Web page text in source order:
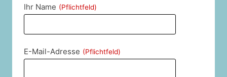
Ihr Name (Pflichtfeld)
E-Mail-Adresse (Pflichtfeld)